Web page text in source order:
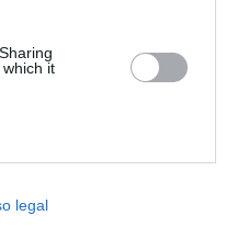
it
legal